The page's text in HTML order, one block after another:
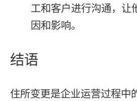
工和客户进行沟通，让
因和影响。
结语
住所变更是企业运营过程中